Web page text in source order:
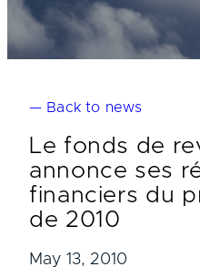
— Back to news
Le fonds de
annonce ses
financiers du
de 2010
May 13, 2010